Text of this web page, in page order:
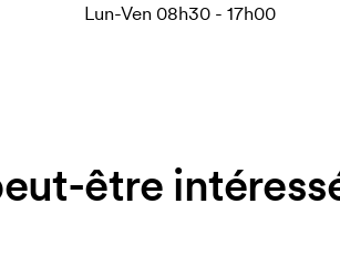
Lun-Ven 08h30 - 17h00
être